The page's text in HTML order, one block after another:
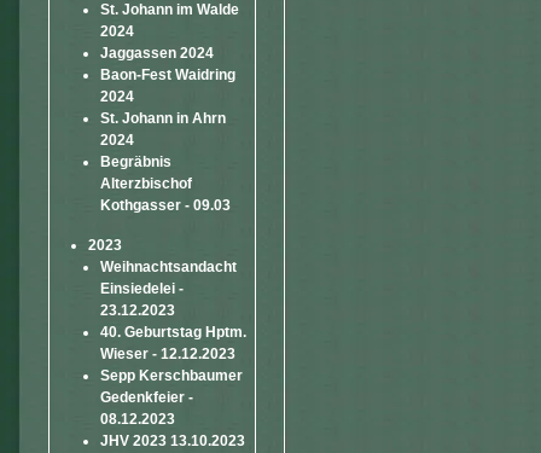
St. Johann im Walde
2024
Jaggassen 2024
Baon-Fest Waidring
2024
St. Johann in Ahrn
2024
Begräbnis
Alterzbischof
Kothgasser - 09.03
2023
Weihnachtsandacht
Einsiedelei -
23.12.2023
40. Geburtstag Hptm.
Wieser - 12.12.2023
Sepp Kerschbaumer
Gedenkfeier -
08.12.2023
JHV 2023 13.10.2023